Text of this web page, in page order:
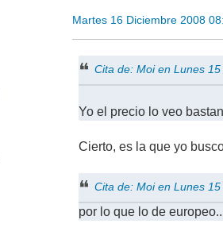
Martes 16 Diciembre 2008
Cita de: Moi en Lunes
Yo el precio lo veo
Cierto, es la que yo
Cita de: Moi en Lunes
por lo que lo de